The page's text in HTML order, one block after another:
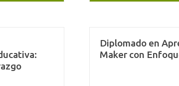
Diplomado en
Maker con